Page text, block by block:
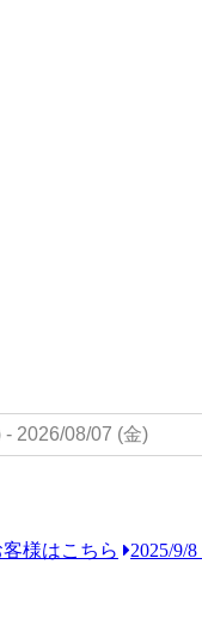
様はこちら 2025/9/